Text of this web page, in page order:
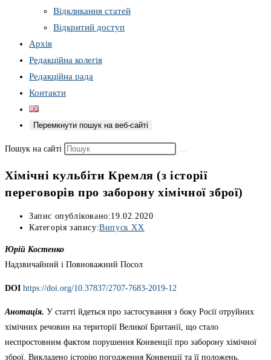
Відкликання статей
Відкритий доступ
Архів
Редакційна колегія
Редакційна рада
Контакти
Перемкнути пошук на веб-сайті
Пошук на сайті
Хімічні кульбіти Кремля (з історії
переговорів про заборону хімічної зброї)
Запис опубліковано:19.02.2020
Категорія запису:Випуск XX
Юрій Костенко
Надзвичайний і Повноважний Посол
DOI https://doi.org/10.37837/2707-7683-2019-12
Анотація. У статті йдеться про застосування з боку Росії отруйних
хімічних речовин на території Великої Британії, що стало
неспростовним фактом порушення Конвенції про заборону хімічної
зброї. Викладено історію погодження Конвенції та її положень,